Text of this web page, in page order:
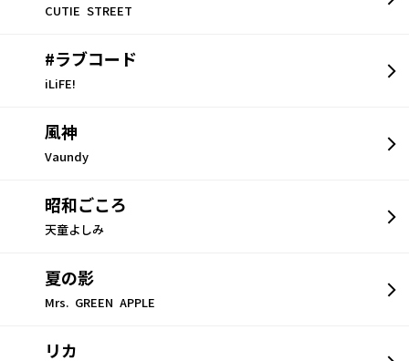
CUTIE STREET
#ラブコード
iLiFE!
風神
Vaundy
昭和ごころ
天童よしみ
夏の影
Mrs. GREEN APPLE
リカ